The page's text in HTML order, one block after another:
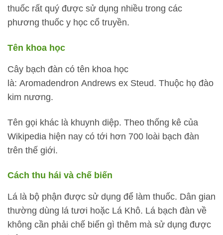
thuốc rất quý được sử dụng nhiều trong các
phương thuốc y học cổ truyền.
Tên khoa học
Cây bạch đàn có tên khoa học
là: Aromadendron Andrews ex Steud. Thuộc họ đào
kim nương.
Tên gọi khác là khuynh diệp. Theo thống kê của
Wikipedia hiện nay có tới hơn 700 loài bạch đàn
trên thế giới.
Cách thu hái và chế biến
Lá là bộ phận được sử dụng để làm thuốc. Dân gian
thường dùng lá tươi hoặc Lá Khô. Lá bạch đàn về
không cần phải chế biến gì thêm mà sử dụng được